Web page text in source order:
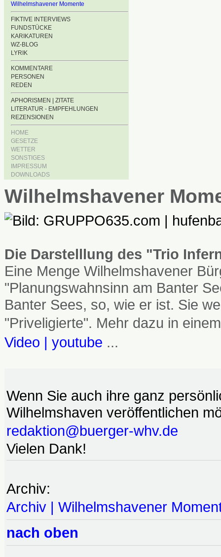
Wilhelmshavener Momente
FIKTIVE INTERVIEWS
FUNDSTÜCKE
KARIKATUREN
WZ-BLOG
LYRIK
KOMMENTARE
PERSONEN
REDEN
APHORISMEN | ZITATE
LITERATUR - EMPFEHLUNGEN
REZENSIONEN
HOME
GESETZE
WETTER
SONSTIGES
IMPRESSUM
DOWNLOADS
Wilhelmshavener
Die Darstelllung des "Trio
Eine Menge Wilhelmshavener
"Planungswahnsinn am Banter
Banter Sees, so, wie er ist. Sie
"Priveligierte". Mehr dazu in
Video | youtube ...
Wenn Sie auch ihre ganz
Wilhelmshaven veröffentlichen
redaktion@buerger-whv.de
Vielen Dank!
Archiv:
Archiv | Wilhelmshavener
nach oben